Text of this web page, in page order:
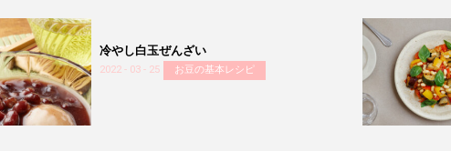
冷やし白玉ぜんざい
2022 - 03 - 25 お豆の基本レシピ